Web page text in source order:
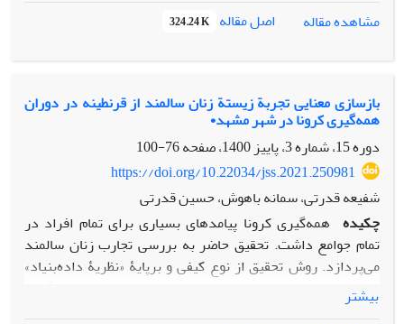
نمونه‌گیری هدفمند انتخاب شدند و با استفاده از مصاحبۀ عمیق
نیمه‌ساختاریافته مورد مطالعه قرار گرفتند و درنهایت، داده‌های
حاصل از آن‌ها با استفاده از روش کلایزی مورد تجزیه و تحلیل قرار
به ترتیب شامل نگاه اسطوره‏ای به بیماری، مناسک‏گرایی، نقش
کنشگران محلی، عدم تعلق اجتماعی، چاره‌اندیشی برای هویت
ضایع‌شده، ضعف رسانه به‌عنوان میانجی پرقدرت، عدم نظارت
مسئولان، فقدان قدرت به توانمندی است. طبق یافته‏ها، نقش
ساختار ـ عاملیت در اتخاذ رفتار پیشگیری‌کننده از ویروس کرونا
حائز اهمیت است.
مشاهده مقاله
اصل مقاله 324.24 K
بازسازی معنایی تجربة زیستة زنان سالمند از قرنطینه در دوران
همه‌گیری کرونا در شهر مشهد•
دوره 15، شماره 3، پاییز 1400، صفحه
76-100
https://doi.org/10.22034/jss.2021.250981
شفیعه قدرتی، سمانه باهوش، حسین قدرتی
چکیده همه‌گیری کرونا پیامدهای بسیاری برای تمام افراد در
تمام جوامع داشت. تحقیق حاضر به بررسی تجارب زنان سالمند
می‌پردازد. روش تحقیق از نوع کیفی و برپایۀ «نظریۀ داده‌بنیاد»
است. تعداد بیست نمونه به‌صورت هدفمند از طریق نمونه‌گیری
گلوله‌برفی انتخاب شدند و مصاحبه‌ها تا رسیدن به مرحلۀ اشباع
بیشتر